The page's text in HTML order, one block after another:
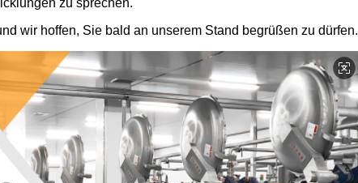
wir hoffen, Sie bald an unserem Stand begrüßen zu dürfen.